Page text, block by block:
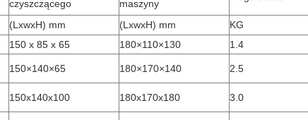
czyszczącego
maszyny
(LxwxH) mm (LxwxH) mm KG
150 x 85 x 65 180×110×130 1.4
150×140×65 180×170×140 2.5
150x140x100 180x170x180 3.0